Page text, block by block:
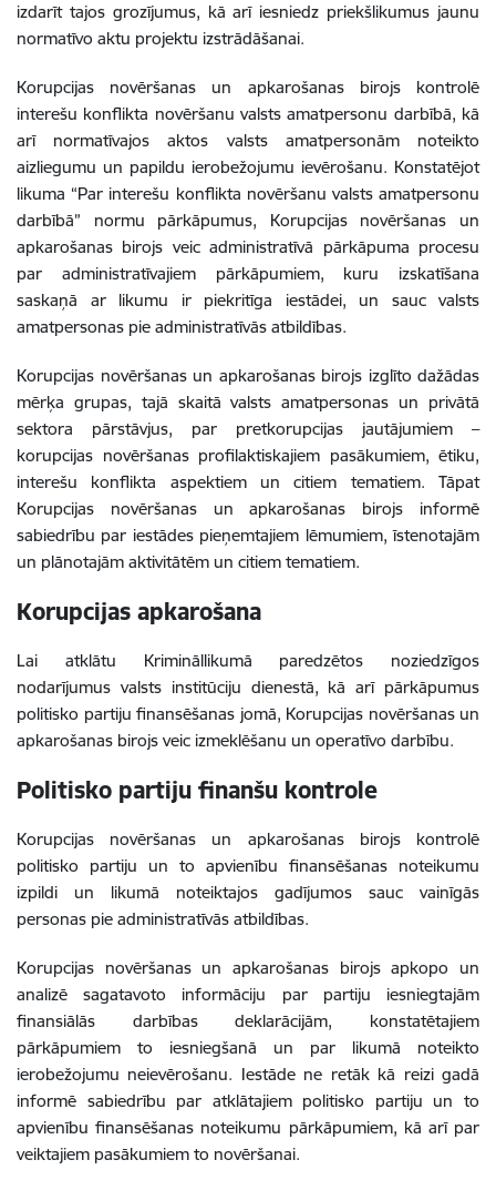
izdarīt tajos grozījumus, kā arī iesniedz priekšlikumus jaunu
normatīvo aktu projektu izstrādāšanai.
Korupcijas novēršanas un apkarošanas birojs kontrolē
interešu konflikta novēršanu valsts amatpersonu darbībā, kā
arī normatīvajos aktos valsts amatpersonām noteikto
aizliegumu un papildu ierobežojumu ievērošanu. Konstatējot
likuma “Par interešu konflikta novēršanu valsts amatpersonu
darbībā” normu pārkāpumus, Korupcijas novēršanas un
apkarošanas birojs veic administratīvā pārkāpuma procesu
par administratīvajiem pārkāpumiem, kuru izskatīšana
saskaņā ar likumu ir piekritīga iestādei, un sauc valsts
amatpersonas pie administratīvās atbildības.
Korupcijas novēršanas un apkarošanas birojs izglīto dažādas
mērķa grupas, tajā skaitā valsts amatpersonas un privātā
sektora pārstāvjus, par pretkorupcijas jautājumiem –
korupcijas novēršanas profilaktiskajiem pasākumiem, ētiku,
interešu konflikta aspektiem un citiem tematiem. Tāpat
Korupcijas novēršanas un apkarošanas birojs informē
sabiedrību par iestādes pieņemtajiem lēmumiem, īstenotajām
un plānotajām aktivitātēm un citiem tematiem.
Korupcijas apkarošana
Lai atklātu Krimināllikumā paredzētos noziedzīgos
nodarījumus valsts institūciju dienestā, kā arī pārkāpumus
politisko partiju finansēšanas jomā, Korupcijas novēršanas un
apkarošanas birojs veic izmeklēšanu un operatīvo darbību.
Politisko partiju finanšu kontrole
Korupcijas novēršanas un apkarošanas birojs kontrolē
politisko partiju un to apvienību finansēšanas noteikumu
izpildi un likumā noteiktajos gadījumos sauc vainīgās
personas pie administratīvās atbildības.
Korupcijas novēršanas un apkarošanas birojs apkopo un
analizē sagatavoto informāciju par partiju iesniegtajām
finansiālās darbības deklarācijām, konstatētajiem
pārkāpumiem to iesniegšanā un par likumā noteikto
ierobežojumu neievērošanu. Iestāde ne retāk kā reizi gadā
informē sabiedrību par atklātajiem politisko partiju un to
apvienību finansēšanas noteikumu pārkāpumiem, kā arī par
veiktajiem pasākumiem to novēršanai.